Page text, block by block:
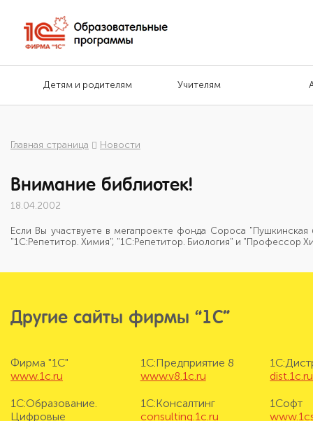
Детям и родителям Учителям
Главная страница Новости
Внимание библиотек!
18.04.2002
Если Вы участвуете в мегапроекте фонда Сороса
"1С:Репетитор. Химия", "1С:Репетитор. Биология" и "Профессор
Другие сайты фирмы “1С”
Фирма "1С"
www.1c.ru
1С:Образование.
Цифровые
1С:Предприятие 8
www.v8.1c.ru
1С:Консалтинг
consulting.1c.ru
dist.1c.ru
1Софт